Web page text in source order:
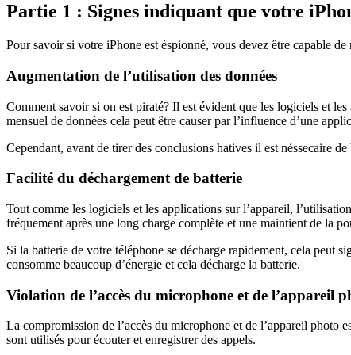
Partie 1 : Signes indiquant que votre
Pour savoir si votre iPhone est éspionné, vous devez être capable
Augmentation de l’utilisation des données
Comment savoir si on est piraté? Il est évident que les logiciels et
mensuel de données cela peut être causer par l’influence d’une
Cependant, avant de tirer des conclusions hatives il est néssecaire
Facilité du déchargement de batterie
Tout comme les logiciels et les applications sur l’appareil,
fréquement après une long charge complète et une maintient de la
Si la batterie de votre téléphone se décharge rapidement, cela peut
consomme beaucoup d’énergie et cela décharge la batterie.
Violation de l’accès du microphone et de l’appareil
La compromission de l’accès du microphone et de l’appareil photo
sont utilisés pour écouter et enregistrer des appels.